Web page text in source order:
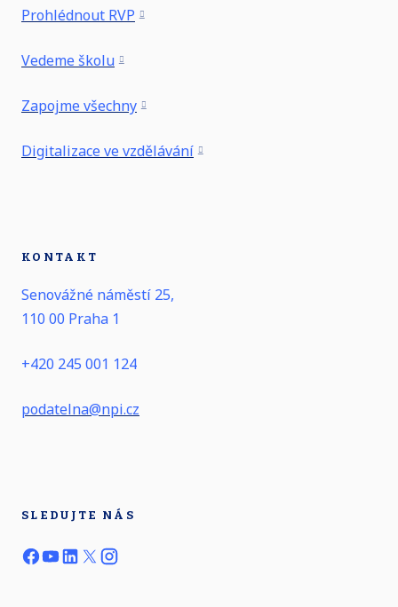
Prohlédnout RVP
Vedeme školu
Zapojme všechny
Digitalizace ve vzdělávání
KONTAKT
Senovážné náměstí 25,
110 00 Praha 1
+420 245 001 124
podatelna@npi.cz
SLEDUJTE NÁS